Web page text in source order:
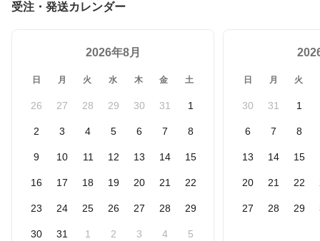
受注・発送カレンダー
2026年8月
日 月 火 水 木 金 土
26 27 28 29 30 31 1
2 3 4 5 6 7 8
9 10 11 12 13 14 15
16 17 18 19 20 21 22
23 24 25 26 27 28 29
30 31 1 2 3 4 5
日 月 火
30 31 1
6 7 8
13 14 15
20 21 22
27 28 29